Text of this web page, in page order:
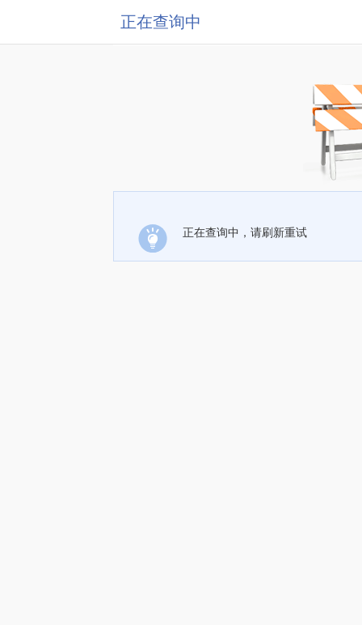
正在查询中
正在查询中，请刷新重试